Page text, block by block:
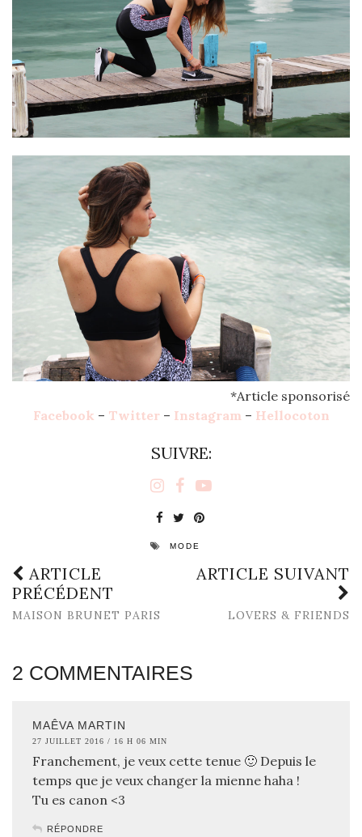
*Article sponsorisé
Facebook – Twitter– Instagram – Hellocoton
SUIVRE:
MODE
ARTICLE
PRÉCÉDENT
MAISON BRUNET PARIS
ARTICLE SUIVANT
LOVERS & FRIENDS
2 COMMENTAIRES
MAÊVA MARTIN
27 JUILLET 2016 / 16 H 06 MIN
Franchement, je veux cette tenue 🙂 Depuis le
temps que je veux changer la mienne haha !
Tu es canon <3
RÉPONDRE